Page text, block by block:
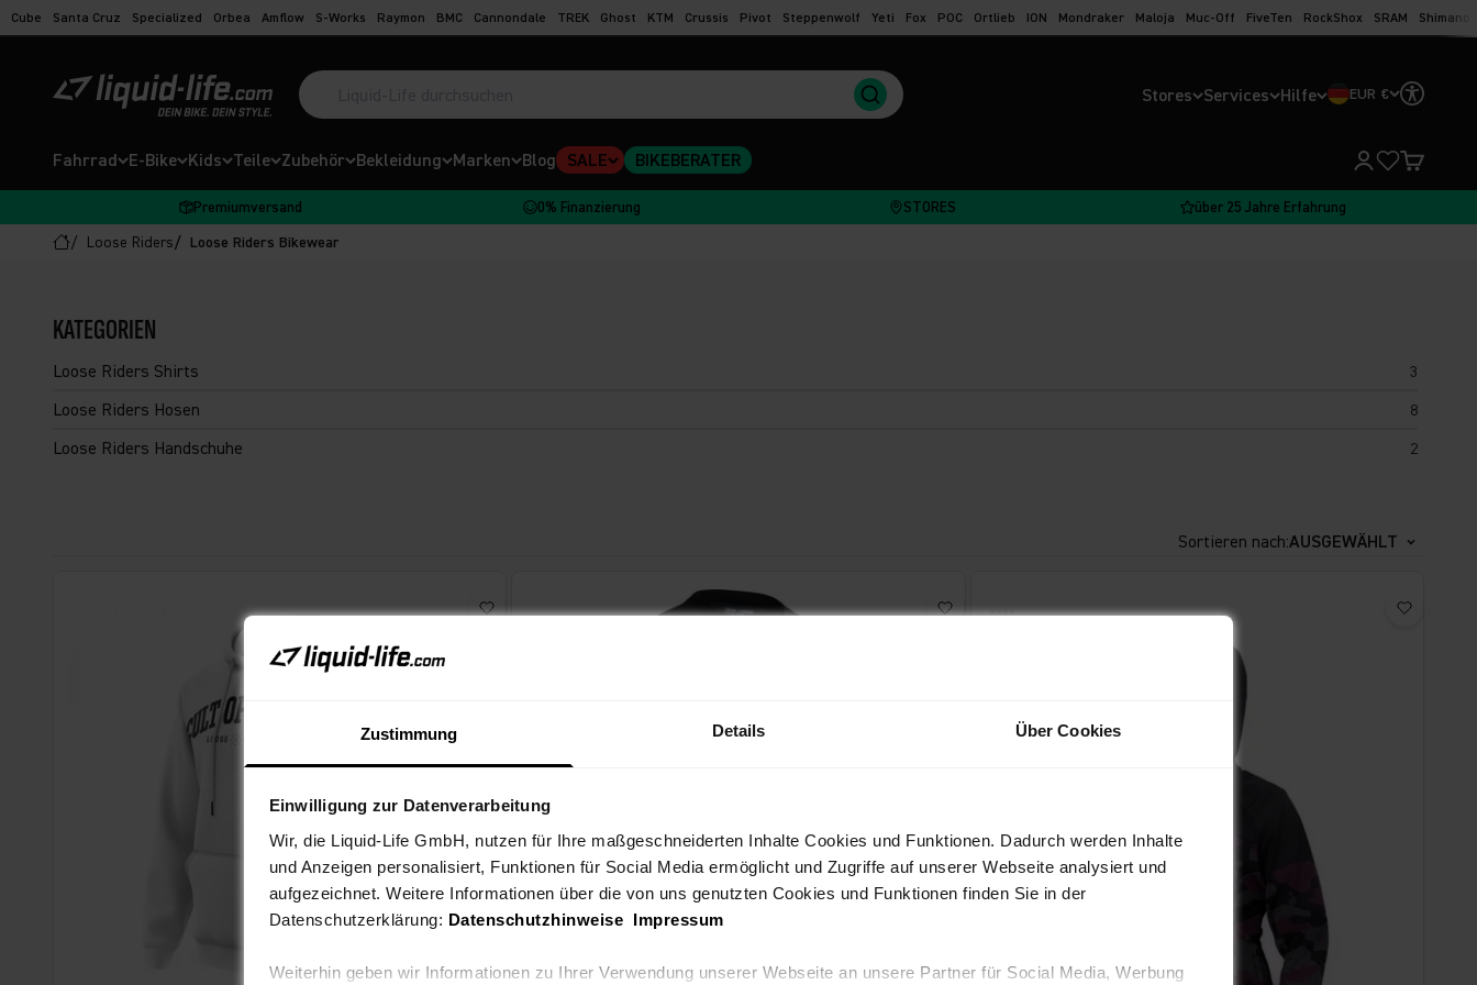
Zustimmung Details Über Cookies
Einwilligung zur Datenverarbeitung
Wir, die Liquid-Life GmbH, nutzen für Ihre maßgeschneiderten Inhalte Cookies und Funktionen. Dadurch werden Inhalte
und Anzeigen personalisiert, Funktionen für Social Media ermöglicht und Zugriffe auf unserer Webseite analysiert und
aufgezeichnet. Weitere Informationen über die von uns genutzten Cookies und Funktionen finden Sie in der
Datenschutzerklärung: Datenschutzhinweise Impressum
Weiterhin geben wir Informationen zu Ihrer Verwendung unserer Webseite an unsere Partner für Social Media, Werbung
Zum Inhalt springen
Cube Santa Cruz Specialized Orbea Amflow S-Works Raymon BMC Cannondale TREK Ghost KTM Crussis Pivot Steppenwolf Yeti Fox POC Ortlieb ION Mondraker Maloja Muc-Off FiveTen RockShox SRAM Shimano
Liquid-Life Suche öffnen
Stores Services Hilfe EUR €
Fahrrad E-Bike Kids Teile Zubehör Bekleidung Marken Blog SALE BIKEBERATER
Premiumversand 0% Finanzierung STORES
über 25 Jahre Erfahrung
Loose Riders
Loose Riders Bikewear
KATEGORIEN
Loose Riders Shirts 3
Loose Riders Hosen 8
Loose Riders Handschuhe 2
Sortieren nach:AUSGEWÄHLT